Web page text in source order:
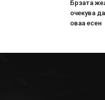
Брзата
очекува
оваа есен